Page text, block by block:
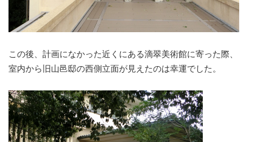
この後、計画になかった近くにある滴翠美術館に寄った際、
室内から旧山邑邸の西側立面が見えたのは幸運でした。